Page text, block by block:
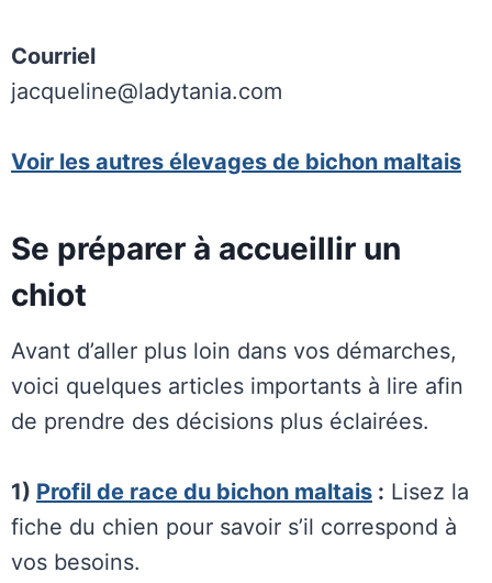
Courriel
jacqueline@ladytania.com
Voir les autres élevages de bichon maltais
Se préparer à accueillir un
chiot
Avant d’aller plus loin dans vos démarches,
voici quelques articles importants à lire afin
de prendre des décisions plus éclairées.
1) Profil de race du bichon maltais : Lisez la
fiche du chien pour savoir s’il correspond à
vos besoins.